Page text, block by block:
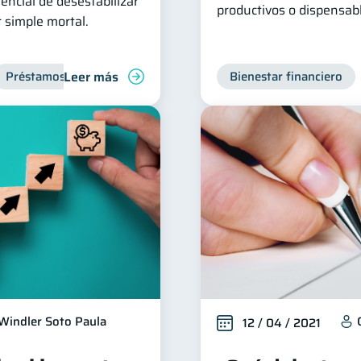
mortal.
Préstamos Ahorro Finanzas para jóvenes
Leer más
productivos o
Bienestar financiero
Soto Paula 12 / 04 / 2021